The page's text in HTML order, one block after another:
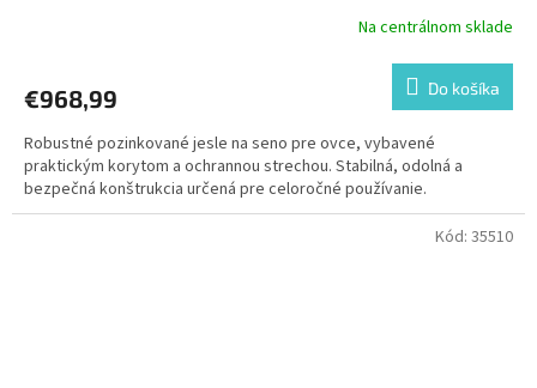
Na centrálnom sklade
€968,99 Do košíka
Robustné pozinkované jesle na seno pre ovce, vybavené
praktickým korytom a ochrannou strechou. Stabilná, odolná a
bezpečná konštrukcia určená pre celoročné používanie.
Kód: 35510